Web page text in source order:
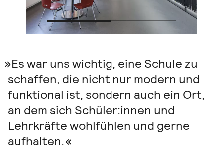
Es war uns wichtig, eine Schule zu
schaffen, die nicht nur modern und
funktional ist, sondern auch ein Ort,
an dem sich Schüler:innen und
Lehrkräfte wohlfühlen und gerne
aufhalten.